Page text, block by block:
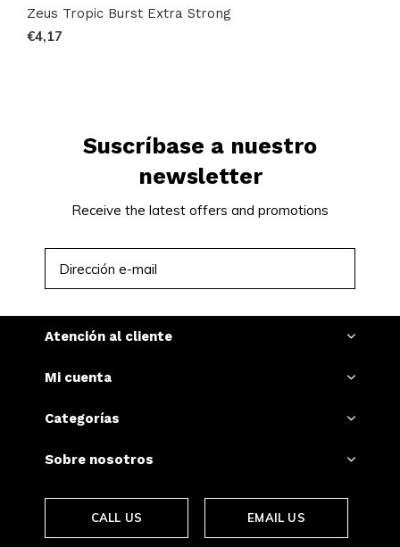
Zeus Tropic Burst Extra Strong
€4,17
Suscríbase a nuestro
newsletter
Receive the latest offers and promotions
Atención al cliente
Mi cuenta
Categorías
Sobre nosotros
CALL US EMAIL US